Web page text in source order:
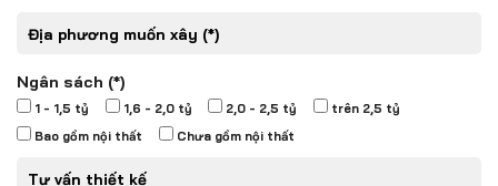
Ngân sách (*)
1 - 1,5 tỷ 1,6 - 2,0 tỷ 2,0 - 2,5 tỷ
trên 2,5 tỷ
Bao gồm nội thất
Chưa gồm nội thất